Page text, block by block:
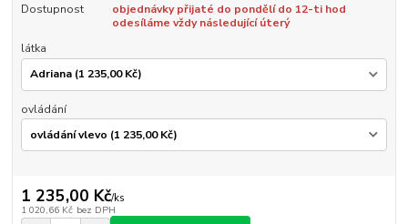
Dostupnost
objednávky přijaté do pondělí do 12-ti hod
odesíláme vždy následující úterý
látka
ovládání
1 235,00 Kč/ks
1 020,66 Kč bez DPH